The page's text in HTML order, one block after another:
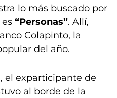
lo más buscado por
“Personas”. Allí,
Colapinto, la
del año.
, el exparticipante de
al borde de la